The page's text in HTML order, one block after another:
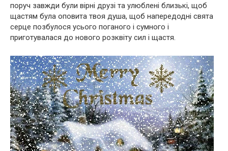
поруч завжди були вірні друзі та улюблені близькі, щоб
щастям була оповита твоя душа, щоб напередодні свята
серце позбулося усього поганого і сумного і
приготувалася до нового розквіту сил і щастя.